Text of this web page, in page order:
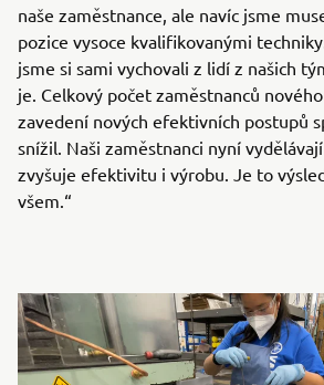
naše zaměstnance, ale navíc jsme
pozice vysoce kvalifikovanými
jsme si sami vychovali z lidí z našich
je. Celkový počet zaměstnanců
zavedení nových efektivních postupů
snížil. Naši zaměstnanci nyní
zvyšuje efektivitu i výrobu. Je to
všem.“